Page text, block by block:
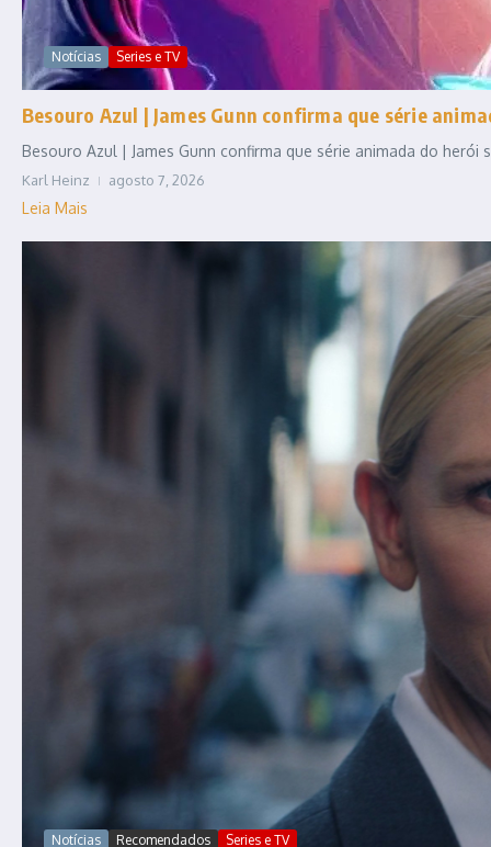
Notícias Series e TV
Besouro Azul | James Gunn confirma que série
Besouro Azul | James Gunn confirma que série animada do
Karl Heinz agosto 7, 2026
Leia Mais
Notícias Recomendados Series e TV